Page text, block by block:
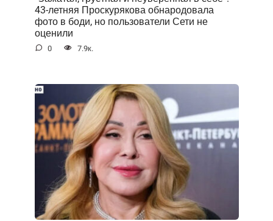
43-летняя Проскурякова обнародовала
фото в боди, но пользователи Сети не
оценили
0 7.9к.